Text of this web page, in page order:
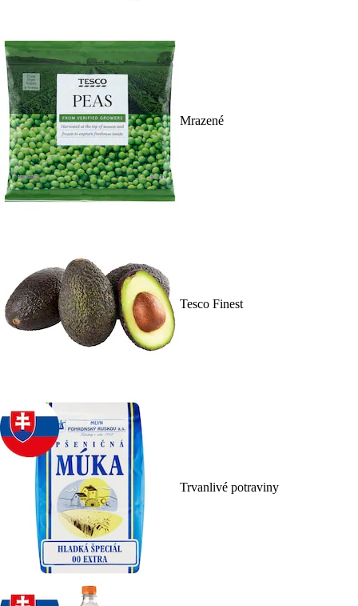
Mrazené
Tesco Finest
Trvanlivé potraviny